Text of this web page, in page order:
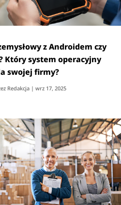
z Androidem czy
Który system operacyjny
swojej firmy?
Redakcja |wrz 17, 2025